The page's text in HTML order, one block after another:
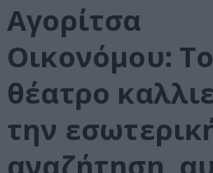
Αγορίτσα
Οικονόμου: Το
θέατρο
την